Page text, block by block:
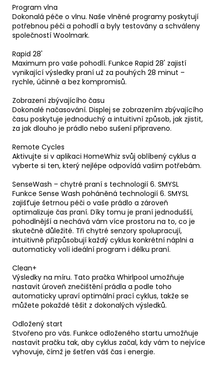
Program vlna
Dokonalá péče o vlnu. Naše vlněné programy poskytují
potřebnou péči a pohodlí a byly testovány a schváleny
společností Woolmark.
Rapid 28'
Maximum pro vaše pohodlí. Funkce Rapid 28' zajistí
vynikající výsledky praní už za pouhých 28 minut –
rychle, účinně a bez kompromisů.
Zobrazení zbývajícího času
Dokonalé načasování. Displej se zobrazením zbývajícího
času poskytuje jednoduchý a intuitivní způsob, jak zjistit,
za jak dlouho je prádlo nebo sušení připraveno.
Remote Cycles
Aktivujte si v aplikaci HomeWhiz svůj oblíbený cyklus a
vyberte si ten, který nejlépe odpovídá vašim potřebám.
SenseWash – chytré praní s technologií 6. SMYSL
Funkce Sense Wash poháněná technologií 6. SMYSL
zajišťuje šetrnou péči o vaše prádlo a zároveň
optimalizuje čas praní. Díky tomu je praní jednodušší,
pohodlnější a nechává vám více prostoru na to, co je
skutečně důležité. Tři chytré senzory spolupracují,
intuitivně přizpůsobují každý cyklus konkrétní náplni a
automaticky volí ideální program i délku praní.
Clean+
Výsledky na míru. Tato pračka Whirlpool umožňuje
nastavit úroveň znečištění prádla a podle toho
automaticky upraví optimální prací cyklus, takže se
můžete pokaždé těšit z dokonalých výsledků.
Odložený start
Stvořeno pro vás. Funkce odloženého startu umožňuje
nastavit pračku tak, aby cyklus začal, kdy vám to nejvíce
vyhovuje, čímž je šetřen váš čas i energie.